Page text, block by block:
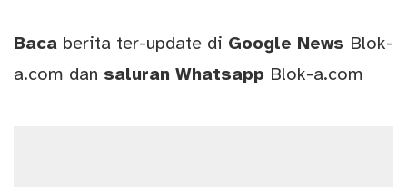
Baca berita ter-update di Google News Blok-
a.com dan saluran Whatsapp Blok-a.com